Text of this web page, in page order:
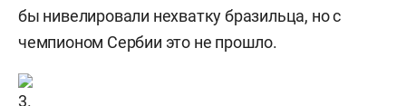
бы нивелировали нехватку бразильца, но с
чемпионом Сербии это не прошло.